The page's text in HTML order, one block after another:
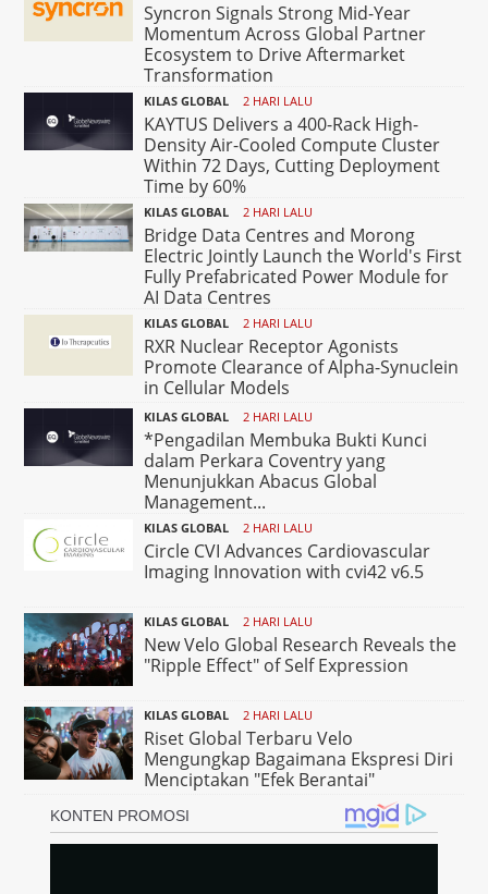
Syncron Signals Strong Mid-Year
Momentum Across Global Partner
Ecosystem to Drive Aftermarket
Transformation
KILAS GLOBAL 2 HARI LALU
KAYTUS Delivers a 400-Rack High-
Density Air-Cooled Compute Cluster
Within 72 Days, Cutting Deployment
Time by 60%
KILAS GLOBAL 2 HARI LALU
Bridge Data Centres and Morong
Electric Jointly Launch the World's First
Fully Prefabricated Power Module for
AI Data Centres
KILAS GLOBAL 2 HARI LALU
RXR Nuclear Receptor Agonists
Promote Clearance of Alpha-Synuclein
in Cellular Models
KILAS GLOBAL 2 HARI LALU
*Pengadilan Membuka Bukti Kunci
dalam Perkara Coventry yang
Menunjukkan Abacus Global
Management...
KILAS GLOBAL 2 HARI LALU
Circle CVI Advances Cardiovascular
Imaging Innovation with cvi42 v6.5
KILAS GLOBAL 2 HARI LALU
New Velo Global Research Reveals the
"Ripple Effect" of Self Expression
KILAS GLOBAL 2 HARI LALU
Riset Global Terbaru Velo
Mengungkap Bagaimana Ekspresi Diri
Menciptakan "Efek Berantai"